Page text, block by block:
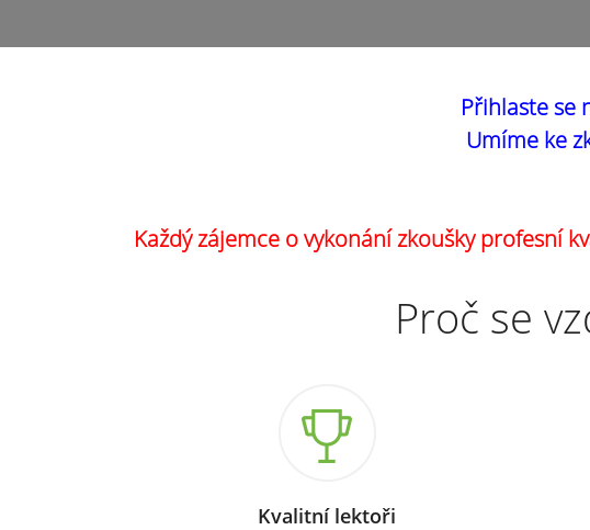
Přihlaste se
Umíme ke
Každý zájemce o vykonání zkoušky profesní
Proč se
Kvalitní lektoři